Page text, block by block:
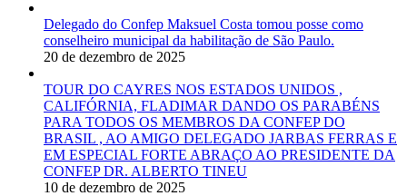
Delegado do Confep Maksuel Costa tomou posse como
conselheiro municipal da habilitação de São Paulo.
20 de dezembro de 2025
TOUR DO CAYRES NOS ESTADOS UNIDOS ,
CALIFÓRNIA, FLADIMAR DANDO OS PARABÉNS
PARA TODOS OS MEMBROS DA CONFEP DO
BRASIL , AO AMIGO DELEGADO JARBAS FERRAS E
EM ESPECIAL FORTE ABRAÇO AO PRESIDENTE DA
CONFEP DR. ALBERTO TINEU
10 de dezembro de 2025